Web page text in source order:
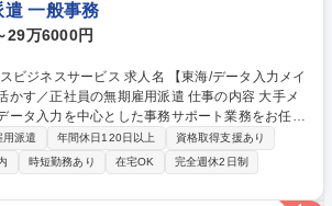
一般事務
29万6000円
ス 求人名 【東海/データ入力メイ
社員の無期雇用派遣 仕事の内容 大手メ
ータ入力を中心とした事務サポート業務をお任せ
心でシンプルな業務からスタートするため、未経
ションです。 ＜具体的な業務内容＞
フォーマットへの入力中心） ・資料作成（Excel
用派遣 年間休日120日以上
資格取得支援あり
時短勤務あり 在宅OK
完全週休2日制